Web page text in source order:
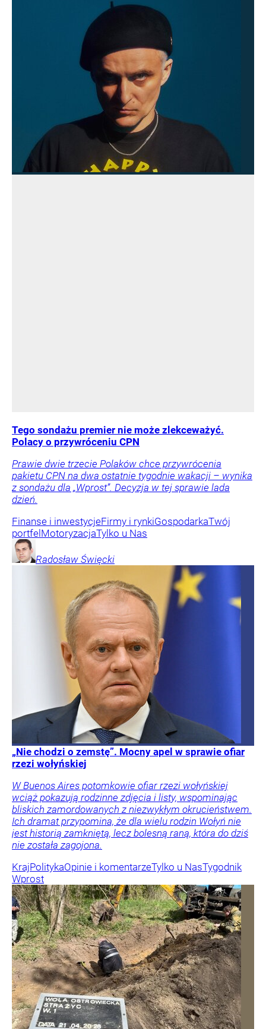
Tego sondażu premier nie może zlekceważyć.
Polacy o przywróceniu CPN
Prawie dwie trzecie Polaków chce przywrócenia
pakietu CPN na dwa ostatnie tygodnie wakacji – wynika
z sondażu dla „Wprost”. Decyzja w tej sprawie lada
dzień.
Finanse i inwestycjeFirmy i rynkiGospodarkaTwój
portfelMotoryzacjaTylko u Nas
Radosław Święcki
„Nie chodzi o zemstę”. Mocny apel w sprawie ofiar
rzezi wołyńskiej
W Buenos Aires potomkowie ofiar rzezi wołyńskiej
wciąż pokazują rodzinne zdjęcia i listy, wspominając
bliskich zamordowanych z niezwykłym okrucieństwem.
Ich dramat przypomina, że dla wielu rodzin Wołyń nie
jest historią zamkniętą, lecz bolesną raną, która do dziś
nie została zagojona.
KrajPolitykaOpinie i komentarzeTylko u NasTygodnik
Wprost